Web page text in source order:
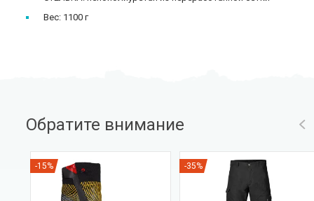
Вес: 1100 г
Обратите внимание
-15% -35%